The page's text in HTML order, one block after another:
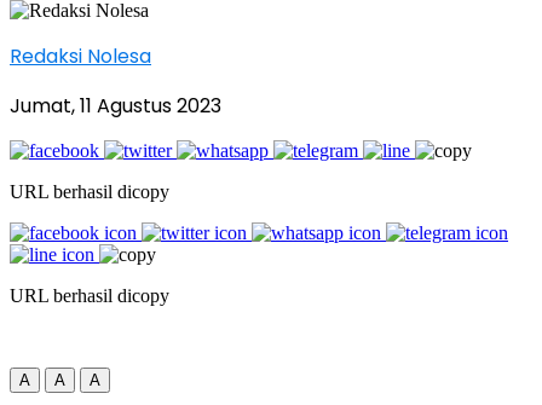
Redaksi Nolesa
Jumat, 11 Agustus 2023
URL berhasil dicopy
URL berhasil dicopy
A A A